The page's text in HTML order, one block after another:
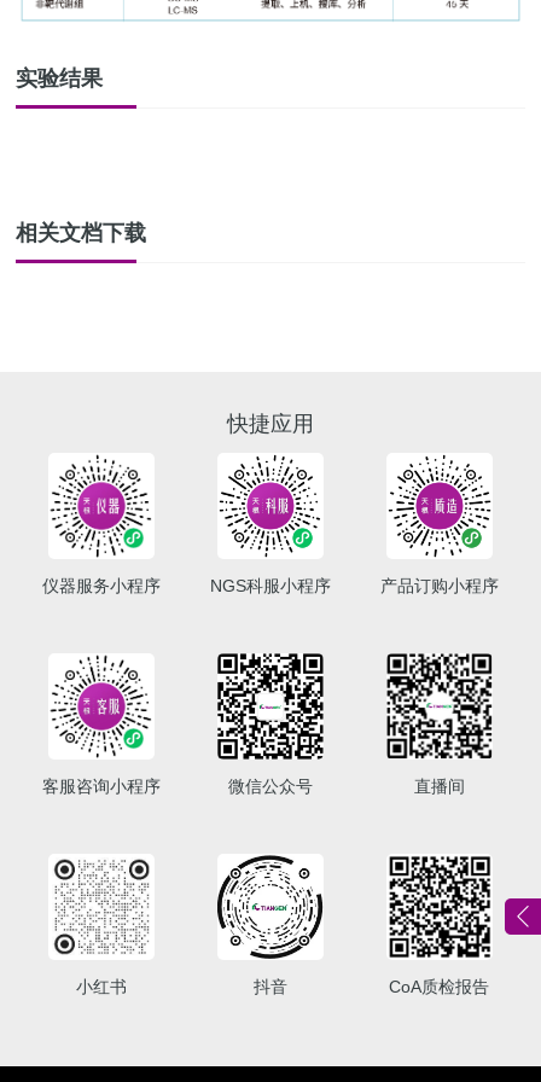
实验结果
相关文档下载
快捷应用
仪器服务小程序 NGS科服小程序 产品订购小程序
客服咨询小程序 微信公众号 直播间
小红书 抖音 CoA质检报告